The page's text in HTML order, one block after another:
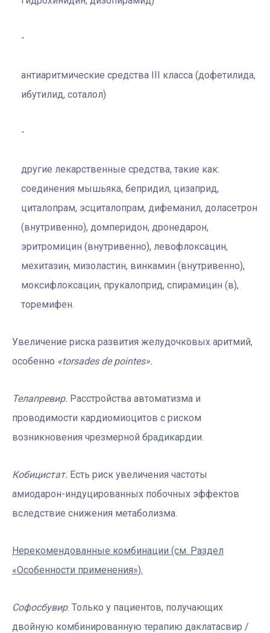
антиаритмические средства III класса (дофетилида,
ибутилид, соталол)
другие лекарственные средства, такие как:
соединения мышьяка, бепридил, цизаприд,
циталопрам, эсциталопрам, дифеманил, доласетрон
(внутривенно), домперидон, дронедарон,
эритромицин (внутривенно), левофлоксацин,
мехитазин, мизоластин, винкамин (внутривенно),
моксифлоксацин, прукалоприд, спирамицин (в),
торемифен.
Увеличение риска развития желудочковых аритмий,
особенно «torsades de pointes».
Телапревир. Расстройства автоматизма и
проводимости кардиомиоцитов с риском
возникновения чрезмерной брадикардии.
Кобицистат. Есть риск увеличения частоты
амиодарон-индуцированных побочных эффектов
вследствие снижения метаболизма.
Нерекомендованные комбинации (см. Раздел
«Особенности применения»).
Софосбувир. Только у пациентов, получающих
двойную комбинированную терапию даклатасвир /